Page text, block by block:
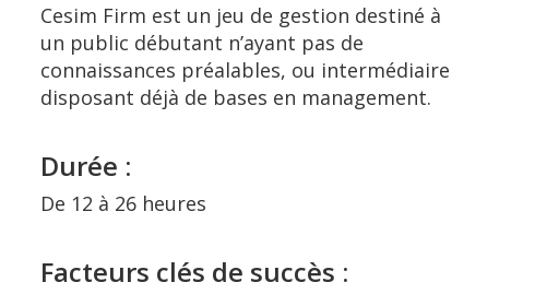
Cesim Firm est un jeu de gestion destiné à
un public débutant n’ayant pas de
connaissances préalables, ou intermédiaire
disposant déjà de bases en management.
Durée :
De 12 à 26 heures
Facteurs clés de succès :